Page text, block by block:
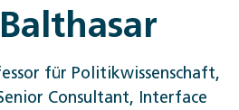
für Politikwissenschaft,
Consultant, Interface